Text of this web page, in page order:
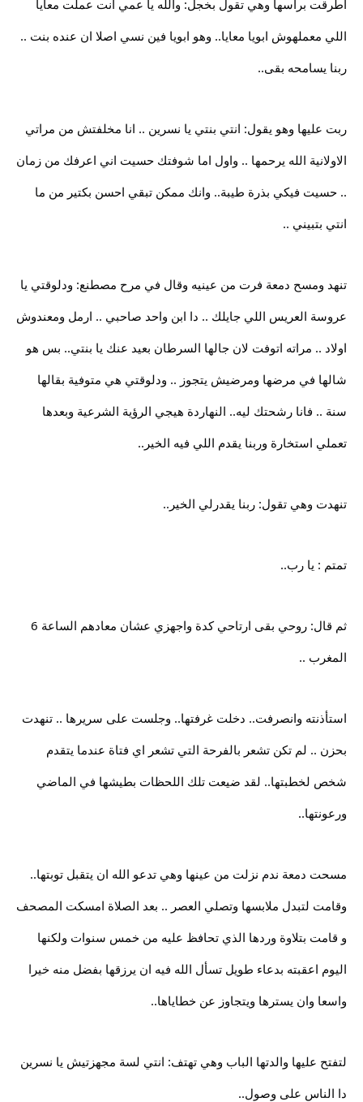
اطرقت برأسها وهي تقول بخجل: والله يا عمي انت عملت معايا
اللي معملهوش ابويا معايا.. وهو ابويا فين نسي اصلا ان عنده بنت ..
ربنا يسامحه بقى..
ربت عليها وهو يقول: انتي بنتي يا نسرين .. انا مخلفتش من مراتي
الاولانية الله يرحمها .. واول اما شوفتك حسيت اني اعرفك من زمان
.. حسيت فيكي بذرة طيبة.. وانك ممكن تبقي احسن بكتير من ما
انتي بتبيني ..
تنهد ومسح دمعة فرت من عينيه وقال في مرح مصطنع: ودلوقتي يا
عروسة العريس اللي جايلك .. دا ابن واحد صاحبي .. ارمل ومعندوش
اولاد .. مراته اتوفت لان جالها السرطان بعيد عنك يا بنتي.. بس هو
شالها في مرضها ومرضيش يتجوز .. ودلوقتي هي متوفية بقالها
سنة .. فانا رشحتك ليه.. النهاردة هيجي الرؤية الشرعية وبعدها
تعملي استخارة وربنا يقدم اللي فيه الخير..
تنهدت وهي تقول: ربنا يقدرلي الخير..
تمتم : يا رب..
ثم قال: روحي بقى ارتاحي كدة واجهزي عشان معادهم الساعة 6
المغرب ..
استأذنته وانصرفت.. دخلت غرفتها.. وجلست على سريرها .. تنهدت
بحزن .. لم تكن تشعر بالفرحة التي تشعر اي فتاة عندما يتقدم
شخص لخطبتها.. لقد ضيعت تلك اللحظات بطيشها في الماضي
ورعونتها..
مسحت دمعة ندم نزلت من عينها وهي تدعو الله ان يتقبل توبتها..
وقامت لتبدل ملابسها وتصلي العصر .. بعد الصلاة امسكت المصحف
و قامت بتلاوة وردها الذي تحافظ عليه من خمس سنوات ولكنها
اليوم اعقبته بدعاء طويل تسأل الله فيه ان يرزقها بفضل منه خيرا
واسعا وان يسترها ويتجاوز عن خطاياها..
لتفتح عليها والدتها الباب وهي تهتف: انتي لسة مجهزتيش يا نسرين
دا الناس على وصول..